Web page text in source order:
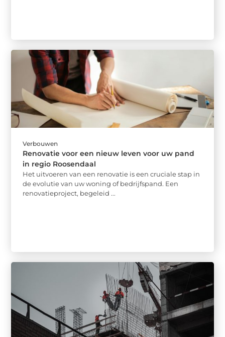
Verbouwen
Renovatie voor een nieuw leven voor uw pand
in regio Roosendaal
Het uitvoeren van een renovatie is een cruciale stap in
de evolutie van uw woning of bedrijfspand. Een
renovatieproject, begeleid ...